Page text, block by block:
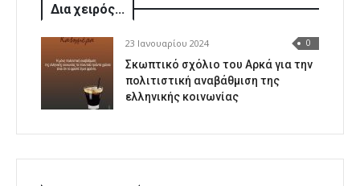
Δια χειρός...
23 Ιανουαρίου 2024 0
Σκωπτικό σχόλιο του Αρκά για την
πολιτιστική αναβάθμιση της
ελληνικής κοινωνίας